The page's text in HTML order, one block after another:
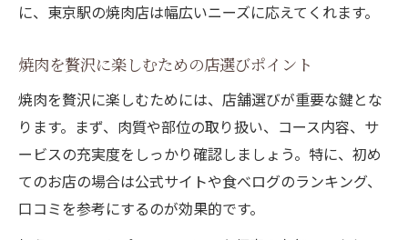
に、東京駅の焼肉店は幅広いニーズに応えてくれます。
焼肉を贅沢に楽しむための店選びポイント
焼肉を贅沢に楽しむためには、店舗選びが重要な鍵とな
ります。まず、肉質や部位の取り扱い、コース内容、サ
ービスの充実度をしっかり確認しましょう。特に、初め
てのお店の場合は公式サイトや食べログのランキング、
口コミを参考にするのが効果的です。